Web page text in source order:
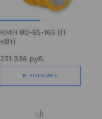
КМН 80-65-165 (11
кВт)
231 336 руб.
В КОРЗИНУ